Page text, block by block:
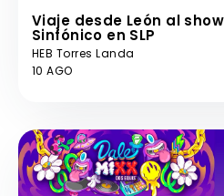
Viaje desde León al
Sinfónico en SLP
HEB Torres Landa
10 AGO